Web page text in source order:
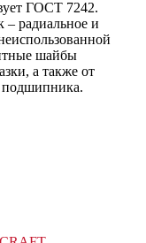
ГОСТ 7242.
– радиальное и
шайбы
а также от
подшипника.